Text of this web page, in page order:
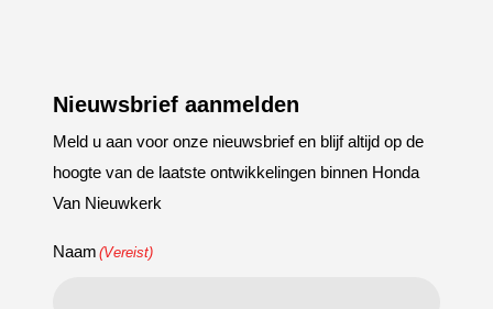
Nieuwsbrief aanmelden
Meld u aan voor onze nieuwsbrief en blijf altijd op de
hoogte van de laatste ontwikkelingen binnen Honda
Van Nieuwkerk
Naam (Vereist)